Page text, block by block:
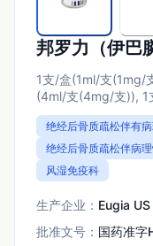
邦罗力（伊巴
1支/盒(1ml/支(1mg/
(4ml/支(4mg/支)),
绝经后骨质疏松伴有
绝经后骨质疏松伴病
风湿免疫科
生产企业： Eugia
批准文号： 国药准